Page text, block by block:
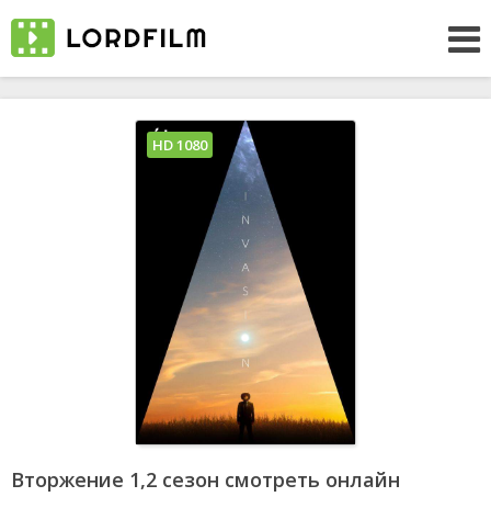
Вторжение 1,2 сезон смотреть онлайн
HD 1080